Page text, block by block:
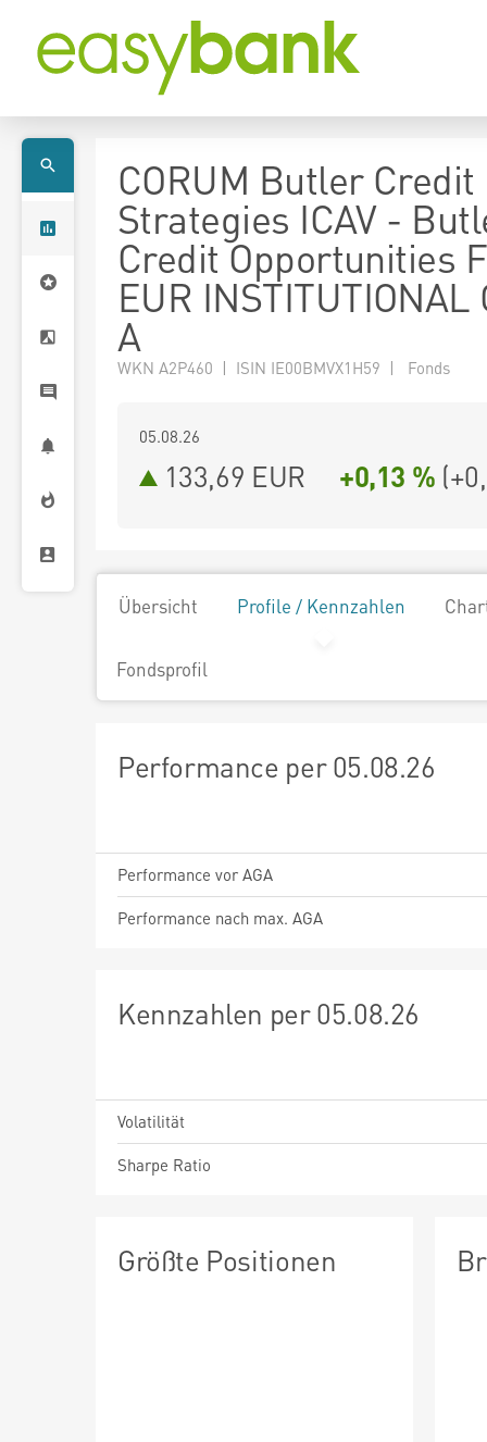
CORUM Butler Credit
Strategies ICAV -
Credit Opportunities
EUR INSTITUTIONAL
A
WKN A2P460 | ISIN IE00BMVX1H59 | Fonds
05.08.26
133,69 EUR +0,13 % (
Übersicht Profile / Kennzahlen
Fondsprofil
Performance per 05.08.26
Performance vor AGA
Performance nach max. AGA
Kennzahlen per 05.08.26
Volatilität
Sharpe Ratio
Größte Positionen